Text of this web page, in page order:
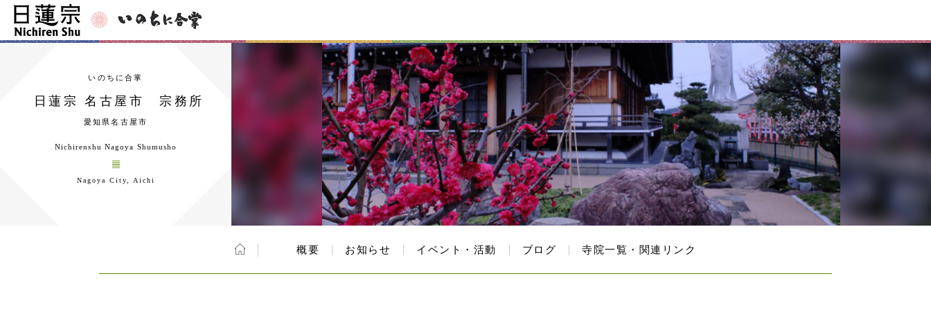
いのちに合掌
日蓮宗 名古屋市 宗務所
愛知県名古屋市
Nichirenshu Nagoya Shumusho
Nagoya City, Aichi
概要 お知らせ イベント・活動 ブログ 寺院一覧・関連リンク